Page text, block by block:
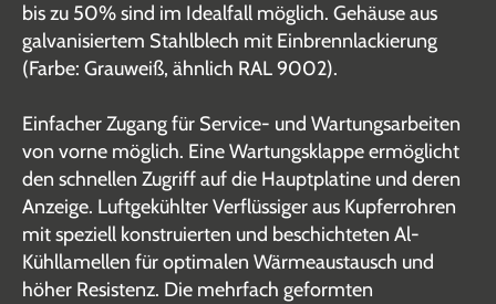
bis zu 50% sind im Idealfall möglich. Gehäuse aus
galvanisiertem Stahlblech mit Einbrennlackierung
(Farbe: Grauweiß, ähnlich RAL 9002).
Einfacher Zugang für Service- und Wartungsarbeiten
von vorne möglich. Eine Wartungsklappe ermöglicht
den schnellen Zugriff auf die Hauptplatine und deren
Anzeige. Luftgekühlter Verflüssiger aus Kupferrohren
mit speziell konstruierten und beschichteten Al-
Kühllamellen für optimalen Wärmeaustausch und
höher Resistenz. Die mehrfach geformten